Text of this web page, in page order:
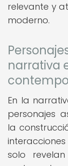
relevante y
moderno.
narrativa
En la
personajes
la
solo